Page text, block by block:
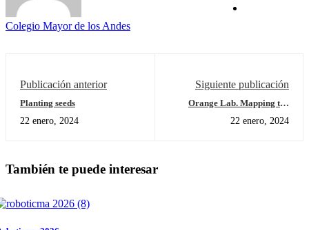
Colegio Mayor de los Andes
Publicación anterior
Planting seeds
22 enero, 2024
Siguiente publicación
Orange Lab. Mapping the
22 enero, 2024
También te puede interesar